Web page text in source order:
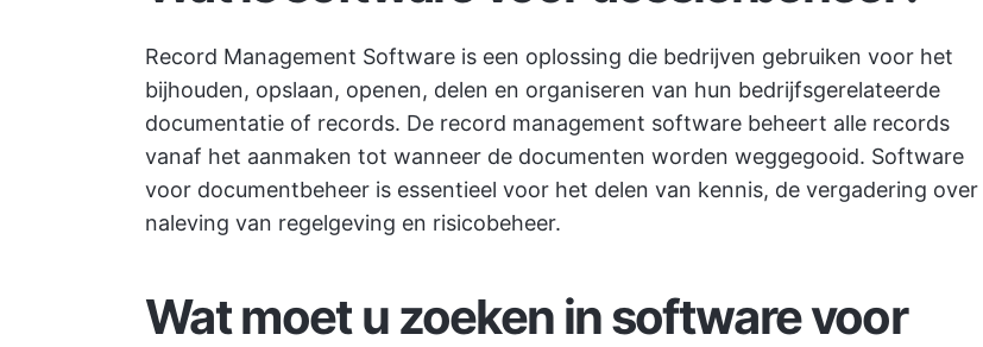
Record Management Software is een oplossing die bedrijven gebruiken voor het
bijhouden, opslaan, openen, delen en organiseren van hun bedrijfsgerelateerde
documentatie of records. De record management software beheert alle records
vanaf het aanmaken tot wanneer de documenten worden weggegooid. Software
voor documentbeheer is essentieel voor het delen van kennis, de vergadering over
naleving van regelgeving en risicobeheer.
Wat moet u zoeken in software voor